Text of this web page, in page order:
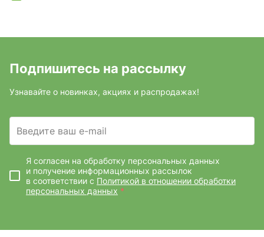
Подпишитесь на рассылку
Узнавайте о новинках, акциях и распродажах!
Введите ваш e-mail
Я согласен на обработку персональных данных
и получение информационных рассылок
в соответствии с Политикой в отношении обработки
персональных данных *